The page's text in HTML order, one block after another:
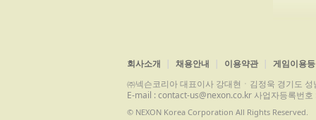
회사소개 채용안내 이용약관
게임이용
㈜넥슨코리아 대표이사 강대현ㆍ김정욱 경기도
E-mail : contact-us@nexon.co.kr 사업자등록번
© NEXON Korea Corporation All Rights Reserved.